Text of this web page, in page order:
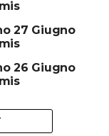
27 Giugno
26 Giugno